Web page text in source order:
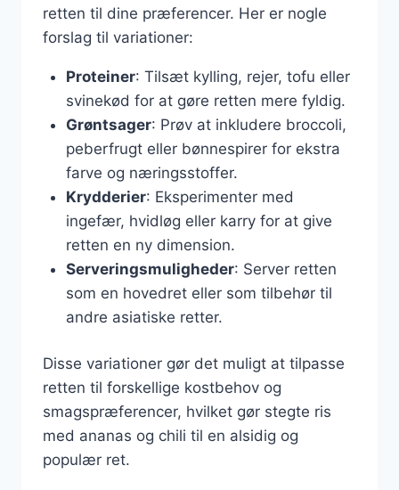
retten til dine præferencer. Her er nogle
forslag til variationer:
Proteiner: Tilsæt kylling, rejer, tofu eller
svinekød for at gøre retten mere fyldig.
Grøntsager: Prøv at inkludere broccoli,
peberfrugt eller bønnespirer for ekstra
farve og næringsstoffer.
Krydderier: Eksperimenter med
ingefær, hvidløg eller karry for at give
retten en ny dimension.
Serveringsmuligheder: Server retten
som en hovedret eller som tilbehør til
andre asiatiske retter.
Disse variationer gør det muligt at tilpasse
retten til forskellige kostbehov og
smagspræferencer, hvilket gør stegte ris
med ananas og chili til en alsidig og
populær ret.